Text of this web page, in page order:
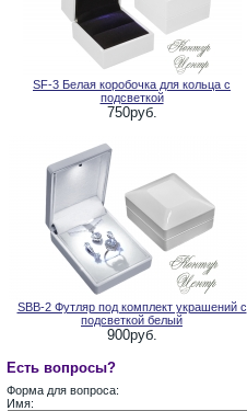
SF-3 Белая коробочка для кольца с
подсветкой
750руб.
SBB-2 Футляр под комплект украшений с
подсветкой белый
900руб.
Есть вопросы?
Форма для вопроса:
Имя: